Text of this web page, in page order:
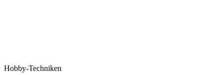
Hobby-Techniken